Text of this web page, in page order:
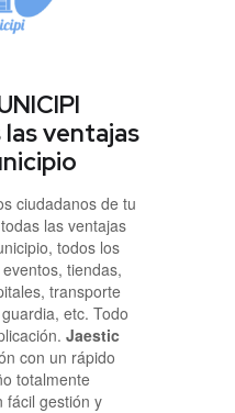
ventajas
ciudadanos de tu
las ventajas
todos los
tiendas,
transporte
etc. Todo
Jaestic
con un rápido
totalmente
fácil gestión y